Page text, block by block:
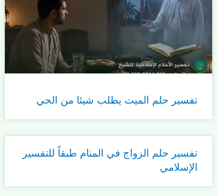
تفسير حلم الميت يطلب شيئا من الحي
تفسير حلم الزواج في المنام طبقاً للتفسير
الإسلامي